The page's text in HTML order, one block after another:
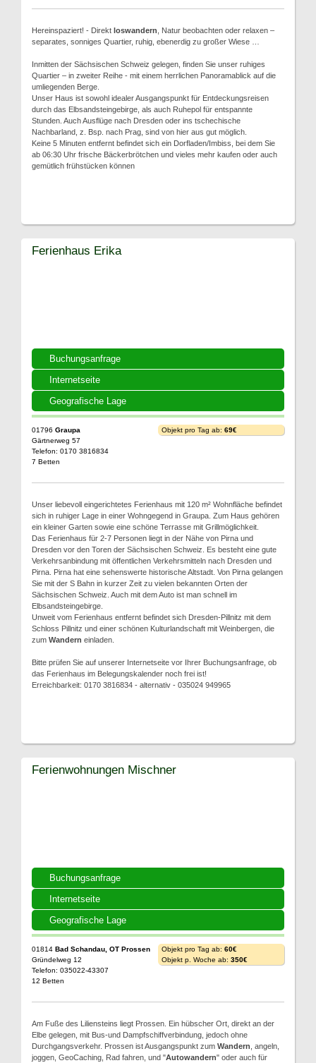
Hereinspaziert! - Direkt loswandern , Natur beobachten oder relaxen –
separates, sonniges Quartier, ruhig, ebenerdig zu großer Wiese …
Inmitten der Sächsischen Schweiz gelegen, finden Sie unser ruhiges
Quartier – in zweiter Reihe - mit einem herrlichen Panoramablick auf die
umliegenden Berge.
Unser Haus ist sowohl idealer Ausgangspunkt für Entdeckungsreisen
durch das Elbsandsteingebirge, als auch Ruhepol für entspannte
Stunden. Auch Ausflüge nach Dresden oder ins tschechische
Nachbarland, z. Bsp. nach Prag, sind von hier aus gut möglich.
Keine 5 Minuten entfernt befindet sich ein Dorfladen/Imbiss, bei dem Sie
ab 06:30 Uhr frische Bäckerbrötchen und vieles mehr kaufen oder auch
gemütlich frühstücken können
Buchungsanfrage
Internetseite
Geografische Lage
Ferienhaus Erika
01796 Graupa
Gärtnerweg 57
Telefon: 0170 3816834
7 Betten
Objekt pro Tag ab: 69€
Unser liebevoll eingerichtetes Ferienhaus mit 120 m² Wohnfläche befindet
sich in ruhiger Lage in einer Wohngegend in Graupa. Zum Haus gehören
ein kleiner Garten sowie eine schöne Terrasse mit Grillmöglichkeit.
Das Ferienhaus für 2-7 Personen liegt in der Nähe von Pirna und
Dresden vor den Toren der Sächsischen Schweiz. Es besteht eine gute
Verkehrsanbindung mit öffentlichen Verkehrsmitteln nach Dresden und
Pirna. Pirna hat eine sehenswerte historische Altstadt. Von Pirna gelangen
Sie mit der S Bahn in kurzer Zeit zu vielen bekannten Orten der
Sächsischen Schweiz. Auch mit dem Auto ist man schnell im
Elbsandsteingebirge.
Unweit vom Ferienhaus entfernt befindet sich Dresden-Pillnitz mit dem
Schloss Pillnitz und einer schönen Kulturlandschaft mit Weinbergen, die
zum Wandern einladen.
Bitte prüfen Sie auf unserer Internetseite vor Ihrer Buchungsanfrage, ob
das Ferienhaus im Belegungskalender noch frei ist!
Erreichbarkeit: 0170 3816834 - alternativ - 035024 949965
Buchungsanfrage
Internetseite
Geografische Lage
Ferienwohnungen Mischner
01814 Bad Schandau, OT Prossen
Gründelweg 12
Telefon: 035022-43307
12 Betten
Objekt pro Tag ab: 60€
Objekt p. Woche ab: 350€
Am Fuße des Liliensteins liegt Prossen. Ein hübscher Ort, direkt an der
Elbe gelegen, mit Bus-und Dampfschiffverbindung, jedoch ohne
Durchgangsverkehr. Prossen ist Ausgangspunkt zum Wandern , angeln,
joggen, GeoCaching, Rad fahren, und "Autowandern" oder auch für